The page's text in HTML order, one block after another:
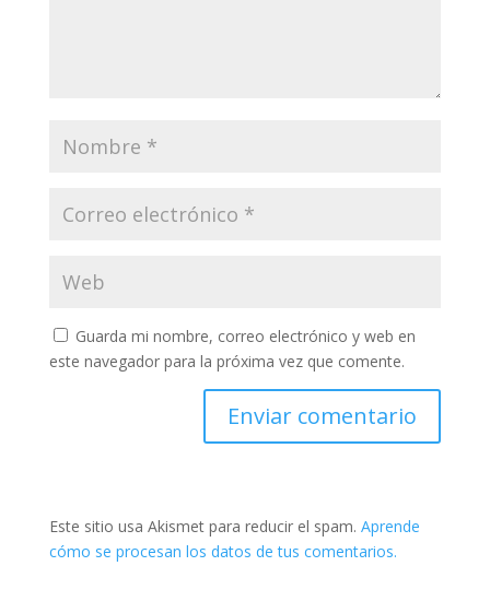
Guarda mi nombre, correo electrónico y web en
este navegador para la próxima vez que comente.
Este sitio usa Akismet para reducir el spam. Aprende
cómo se procesan los datos de tus comentarios.